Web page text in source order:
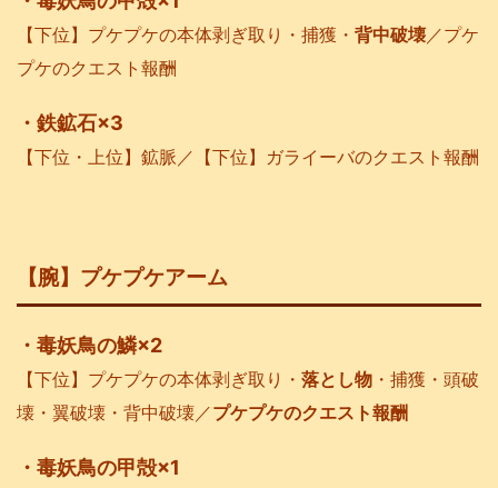
【下位】プケプケの本体剥ぎ取り・捕獲・ 背中破壊／プケ
プケのクエスト報酬
・鉄鉱石×3
【下位・上位】鉱脈／【下位】ガライーバのクエスト報酬
【腕】プケプケアーム
・毒妖鳥の鱗×2
【下位】プケプケの本体剥ぎ取り・ 落とし物 ・捕獲・頭破
壊・翼破壊・背中破壊／プケプケのクエスト報酬
・毒妖鳥の甲殻×1